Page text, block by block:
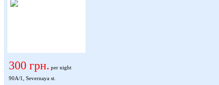
300 грн. per night
90А/1, Severnaya st.